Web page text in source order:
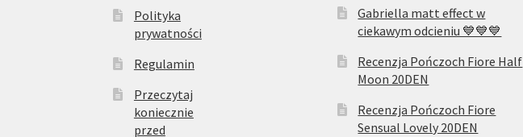
Polityka
prywatności
Regulamin
Przeczytaj
koniecznie
przed
Gabriella matt effect w
ciekawym odcieniu 💙💙💙
Recenzja Pończoch Fiore Half
Moon 20DEN
Recenzja Pończoch Fiore
Sensual Lovely 20DEN